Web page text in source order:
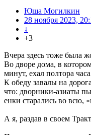
Юша Могилкин
28 ноября 2023,
↓
+3
Вчера здесь тоже была
Во дворе дома, в
минут, ехал полтора
К обеду завалы на
что: дворники-азиаты
енки старались во всю,
А я, раздав в своем